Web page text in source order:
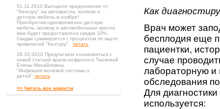
01.11.2010 Выгодное предложение от
"Кенгуру" на автокресла, коляски и
детскую мебель в ноябре!
Приобретая одновременно детскую
мебель, коляску и автомобильное кресло
вам будет предоставлена скидка 10%.
Скидка суммируется с процентом по карте
привилегий "Кенгуру". читать
28.10.2010 Предлагаем ознакомиться с
новой статьей врача-нефролога Тысячной
Елены Михайловны.
"Инфекция мочевой системы у
детей" читать
>> Читать все новости
Как
Врач может
бесплодия еще
пациентки,
случае
лабораторную и
обследования
Для
используется: